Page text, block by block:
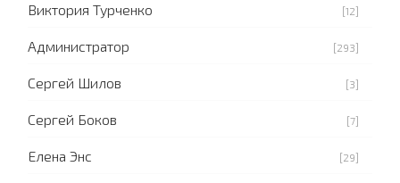
Виктория Турченко [12]
Администратор [293]
Сергей Шилов [3]
Сергей Боков [7]
Елена Энс [29]